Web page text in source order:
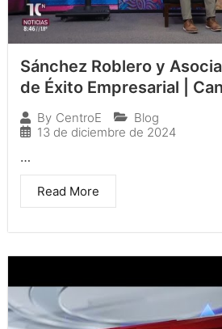
Sánchez Roblero y
de Éxito Empresarial |
By CentroE
Blog
13 de diciembre de 2024
…
Read More